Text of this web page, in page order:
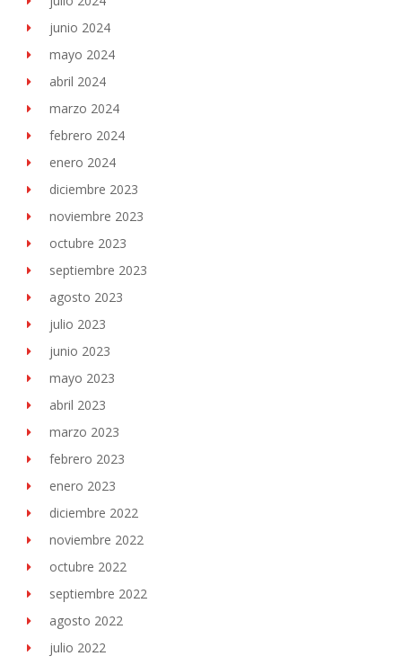
junio 2024
mayo 2024
abril 2024
marzo 2024
febrero 2024
enero 2024
diciembre 2023
noviembre 2023
octubre 2023
septiembre 2023
agosto 2023
julio 2023
junio 2023
mayo 2023
abril 2023
marzo 2023
febrero 2023
enero 2023
diciembre 2022
noviembre 2022
octubre 2022
septiembre 2022
agosto 2022
julio 2022